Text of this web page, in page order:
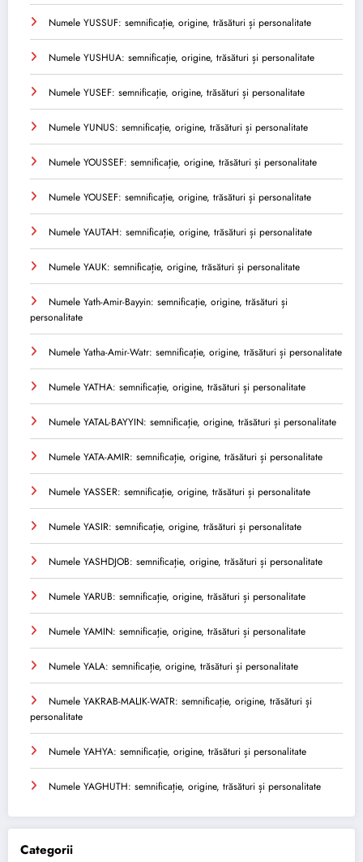
Numele YUSSUF: semnificație, origine, trăsături și personalitate
Numele YUSHUA: semnificație, origine, trăsături și personalitate
Numele YUSEF: semnificație, origine, trăsături și personalitate
Numele YUNUS: semnificație, origine, trăsături și personalitate
Numele YOUSSEF: semnificație, origine, trăsături și personalitate
Numele YOUSEF: semnificație, origine, trăsături și personalitate
Numele YAUTAH: semnificație, origine, trăsături și personalitate
Numele YAUK: semnificație, origine, trăsături și personalitate
Numele Yath-Amir-Bayyin: semnificație, origine, trăsături și
personalitate
Numele Yatha-Amir-Watr: semnificație, origine, trăsături și personalitate
Numele YATHA: semnificație, origine, trăsături și personalitate
Numele YATAL-BAYYIN: semnificație, origine, trăsături și personalitate
Numele YATA-AMIR: semnificație, origine, trăsături și personalitate
Numele YASSER: semnificație, origine, trăsături și personalitate
Numele YASIR: semnificație, origine, trăsături și personalitate
Numele YASHDJOB: semnificație, origine, trăsături și personalitate
Numele YARUB: semnificație, origine, trăsături și personalitate
Numele YAMIN: semnificație, origine, trăsături și personalitate
Numele YALA: semnificație, origine, trăsături și personalitate
Numele YAKRAB-MALIK-WATR: semnificație, origine, trăsături și
personalitate
Numele YAHYA: semnificație, origine, trăsături și personalitate
Numele YAGHUTH: semnificație, origine, trăsături și personalitate
Categorii